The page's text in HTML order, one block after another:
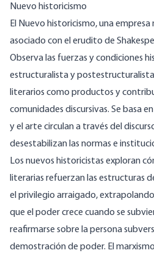
Nuevo historicismo
El Nuevo historicismo, una
asociado con el erudito de
Observa las fuerzas y condiciones
estructuralista y
literarios como productos y
comunidades discursivas. Se basa
y el arte circulan a través del
desestabilizan las normas e
Los nuevos historicistas exploran
literarias refuerzan las estructuras
el privilegio arraigado,
que el poder crece cuando se
reafirmarse sobre la persona
demostración de poder. El